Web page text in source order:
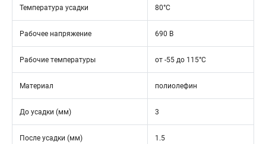
Температура усадки 80°С
Рабочее напряжение 690 В
Рабочие температуры от -55 до 115°C
Материал полиолефин
До усадки (мм) 3
После усадки (мм) 1.5